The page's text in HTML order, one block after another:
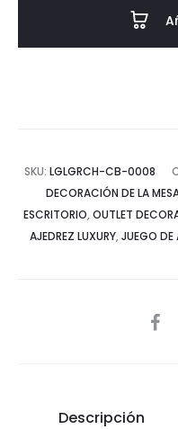
SKU: LGLGRCH-CB-0008
DECORACIÓN DE LA
ESCRITORIO, OUTLET
AJEDREZ LUXURY, JUEGO DE
Descripción